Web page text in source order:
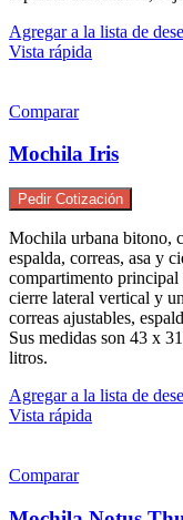
Agregar a la lista de
Vista rápida
Comparar
Mochila Iris
Pedir Cotización
Mochila urbana bitono,
espalda, correas, asa y
compartimento
cierre lateral vertical y
correas ajustables,
Sus medidas son 43 x
litros.
Agregar a la lista de
Vista rápida
Comparar